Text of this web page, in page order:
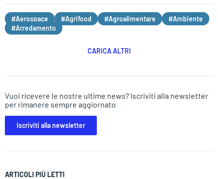
#Aerospace #Agrifood #Agroalimentare
#Ambiente
#Arredamento
CARICA ALTRI
Vuoi ricevere le nostre ultime news? Iscriviti alla newsletter
per rimanere sempre aggiornato
Iscriviti alla newsletter
ARTICOLI PIÙ LETTI